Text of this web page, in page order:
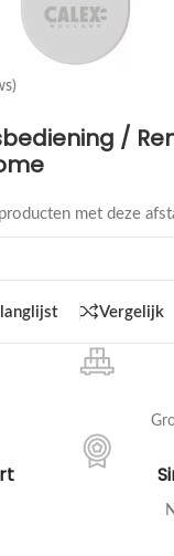
/
met deze
Vergelijk